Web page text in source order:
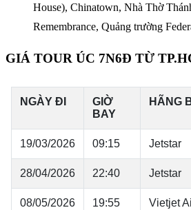
House), Chinatown, Nhà Thờ
Remembrance, Quảng trường
GIÁ TOUR ÚC 7N6Đ TỪ